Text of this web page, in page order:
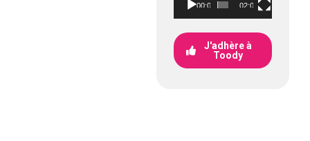
00:00 02:05
J'adhère à
Toody